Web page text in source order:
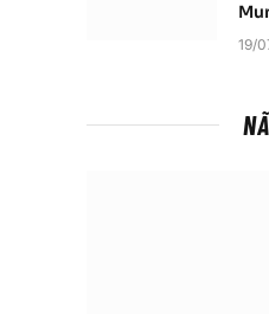
19/